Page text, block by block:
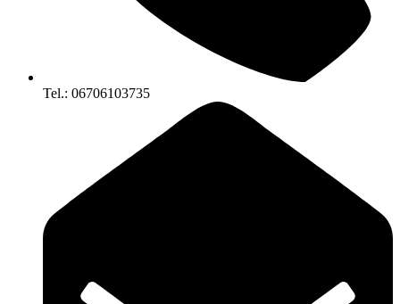
Tel.: 06706103735